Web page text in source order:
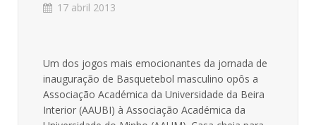
17 abril 2013
Um dos jogos mais emocionantes da jornada de
inauguração de Basquetebol masculino opôs a
Associação Académica da Universidade da Beira
Interior (AAUBI) à Associação Académica da